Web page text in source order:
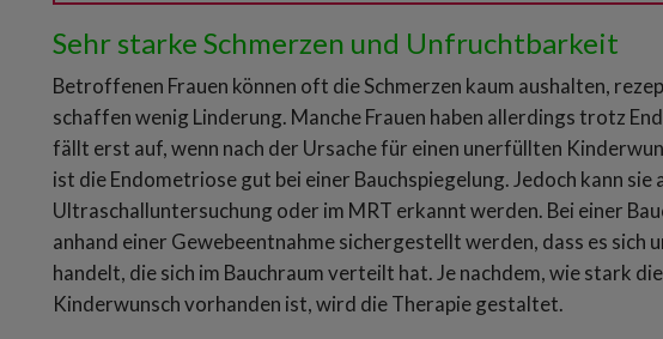
Sehr starke Schmerzen und Unfruchtbarkeit
Betroffenen Frauen können oft die Schmerzen kaum aushalten,
schaffen wenig Linderung. Manche Frauen haben allerdings trotz
fällt erst auf, wenn nach der Ursache für einen unerfüllten
ist die Endometriose gut bei einer Bauchspiegelung. Jedoch kann sie
Ultraschalluntersuchung oder im MRT erkannt werden. Bei einer
anhand einer Gewebeentnahme sichergestellt werden, dass es sich
handelt, die sich im Bauchraum verteilt hat. Je nachdem, wie stark
Kinderwunsch vorhanden ist, wird die Therapie gestaltet.